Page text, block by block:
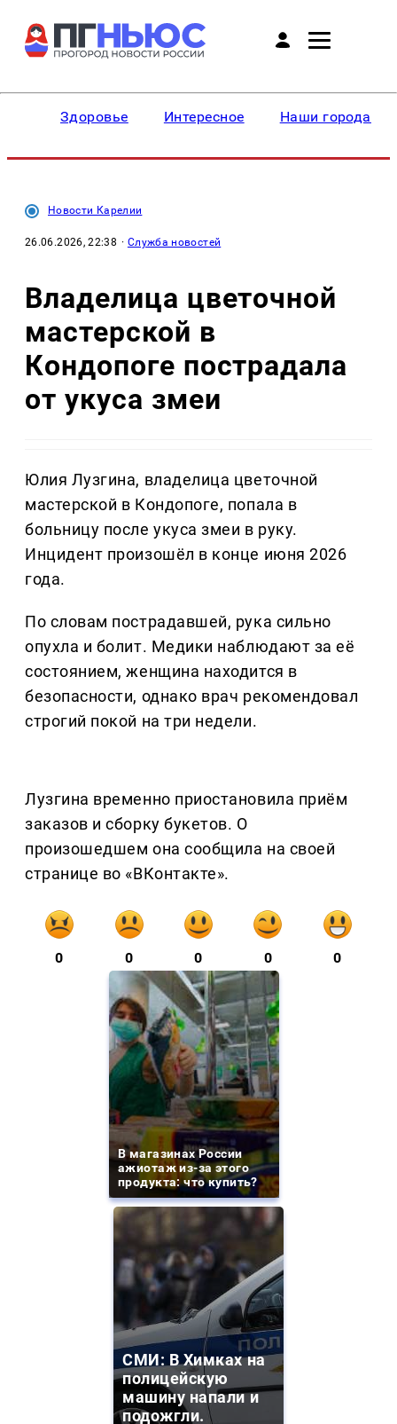
Здоровье Интересное Наши города
Новости Карелии
26.06.2026, 22:38 · Служба новостей
Владелица цветочной
мастерской в
Кондопоге пострадала
от укуса змеи
Юлия Лузгина, владелица цветочной
мастерской в Кондопоге, попала в
больницу после укуса змеи в руку.
Инцидент произошёл в конце июня 2026
года.
По словам пострадавшей, рука сильно
опухла и болит. Медики наблюдают за её
состоянием, женщина находится в
безопасности, однако врач рекомендовал
строгий покой на три недели.
Лузгина временно приостановила приём
заказов и сборку букетов. О
произошедшем она сообщила на своей
странице во «ВКонтакте».
0 0 0 0 0
В магазинах России
ажиотаж из-за этого
продукта: что купить?
СМИ: В Химках на
полицейскую
машину напали и
подожгли.